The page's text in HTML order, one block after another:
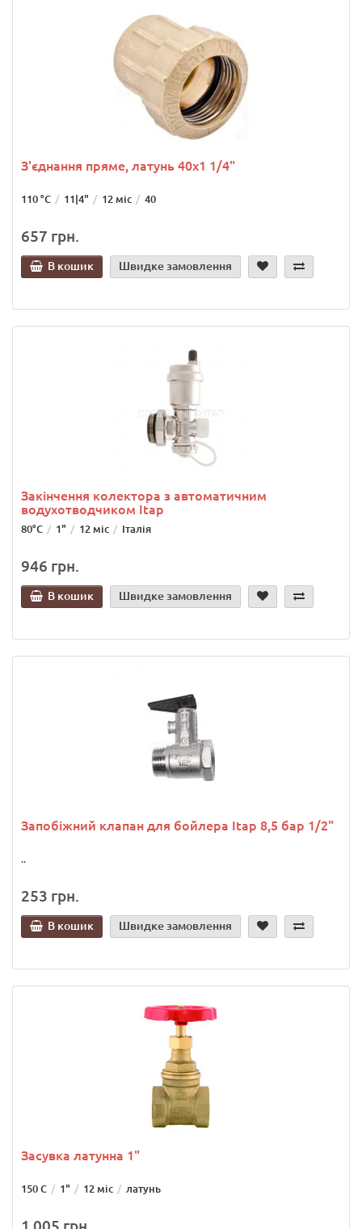
З'єднання пряме, латунь 40х1 1/4"
110 °С 11|4" 12 міс 40
657 грн.
В кошик Швидке замовлення
Закінчення колектора з автоматичним
водухотводчиком Itap
80°C 1" 12 міс Італія
946 грн.
В кошик Швидке замовлення
Запобіжний клапан для бойлера Itap 8,5 бар 1/2"
..
253 грн.
В кошик Швидке замовлення
Засувка латунна 1"
150 С 1" 12 міс латунь